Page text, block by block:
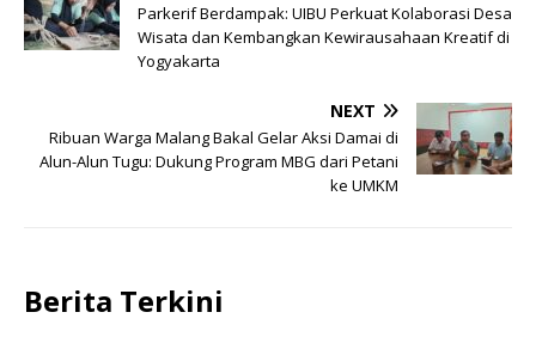
Parkerif Berdampak: UIBU Perkuat Kolaborasi Desa
Wisata dan Kembangkan Kewirausahaan Kreatif di
Yogyakarta
NEXT
Ribuan Warga Malang Bakal Gelar Aksi Damai di
Alun-Alun Tugu: Dukung Program MBG dari Petani
ke UMKM
Berita Terkini